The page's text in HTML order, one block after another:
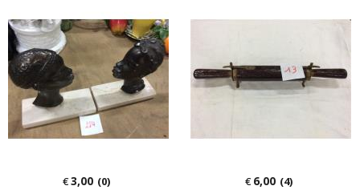
€3,00 (0)
€6,00 (4)